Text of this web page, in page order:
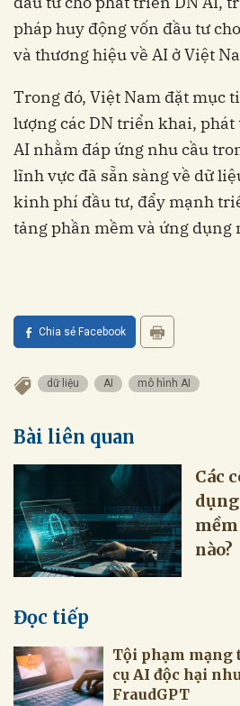
pháp huy động vốn đầu tư
và thương hiệu về AI ở Việt
Trong đó, Việt Nam đặt mục
lượng các DN triển khai,
AI nhằm đáp ứng nhu cầu
lĩnh vực đã sẵn sàng về dữ
kinh phí đầu tư, đẩy mạnh
tảng phần mềm và ứng dụng
Chia sẻ Facebook
dữ liệu AI mô hình AI
Bài liên quan
Các
nào?
Đọc tiếp
Tội phạm mạng
cụ AI độc hại
FraudGPT